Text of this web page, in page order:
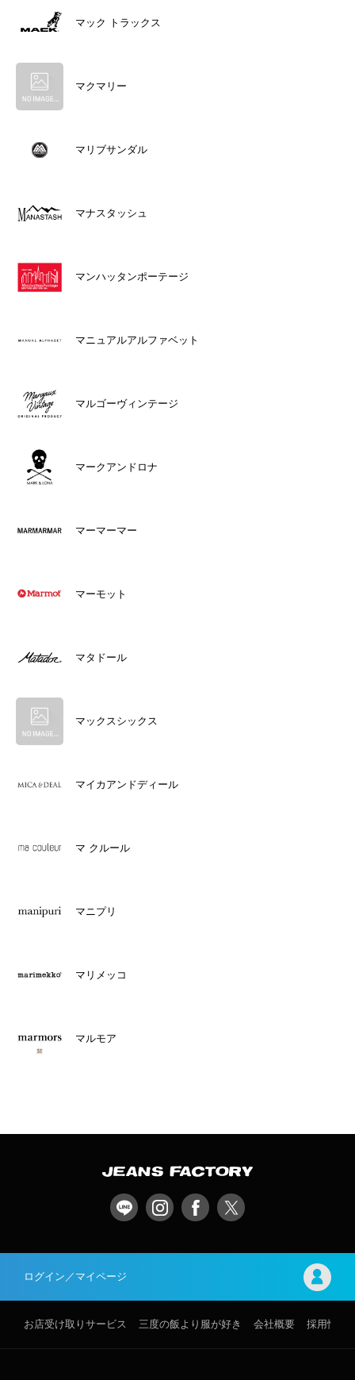
マック トラックス
マクマリー
マリブサンダル
マナスタッシュ
マンハッタンポーテージ
マニュアルアルファベット
マルゴーヴィンテージ
マークアンドロナ
マーマーマー
マーモット
マタドール
マックスシックス
マイカアンドディール
マ クルール
マニプリ
マリメッコ
マルモア
ログイン／マイページ
お店受け取りサービス 三度の飯より服が好き 会社概要 採用情報